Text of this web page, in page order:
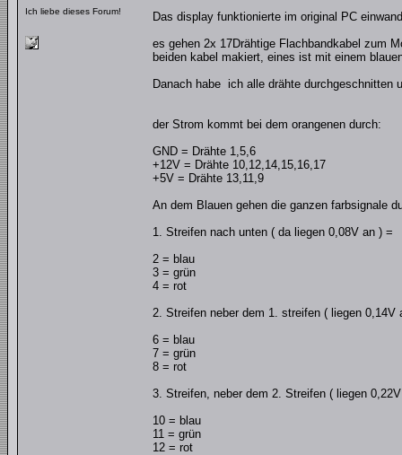
Ich liebe dieses Forum!
Das display funktionierte im original PC
es gehen 2x 17Drähtige Flachbandkabel zum
beiden kabel makiert, eines ist mit einem
Danach habe ich alle drähte durchgeschnitten
der Strom kommt bei dem orangenen durch:
GND = Drähte 1,5,6
+12V = Drähte 10,12,14,15,16,17
+5V = Drähte 13,11,9
An dem Blauen gehen die ganzen farbsignale
1. Streifen nach unten ( da liegen 0,08V an ) =
2 = blau
3 = grün
4 = rot
2. Streifen neber dem 1. streifen ( liegen 0,14V
6 = blau
7 = grün
8 = rot
3. Streifen, neber dem 2. Streifen ( liegen
10 = blau
11 = grün
12 = rot